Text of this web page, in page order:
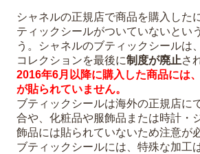
シャネルの正規店で商品を購入した
ティックシールがついていないとい
う。シャネルのブティックシールは
コレクションを最後に制度が廃止さ
2016年6月以降に購入した商品には
が貼られていません。
ブティックシールは海外の正規店に
合や、化粧品や服飾品または時計・
飾品には貼られていないため注意が
ブティックシールには、特殊な加工